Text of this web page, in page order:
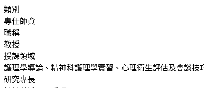
類別
專任師資
職稱
教授
授課領域
護理學導論、精神科護理學實習、心理衛生評估及會談
研究專長